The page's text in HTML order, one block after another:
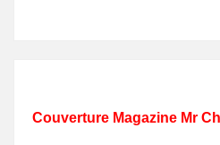
Couverture Magazine Mr